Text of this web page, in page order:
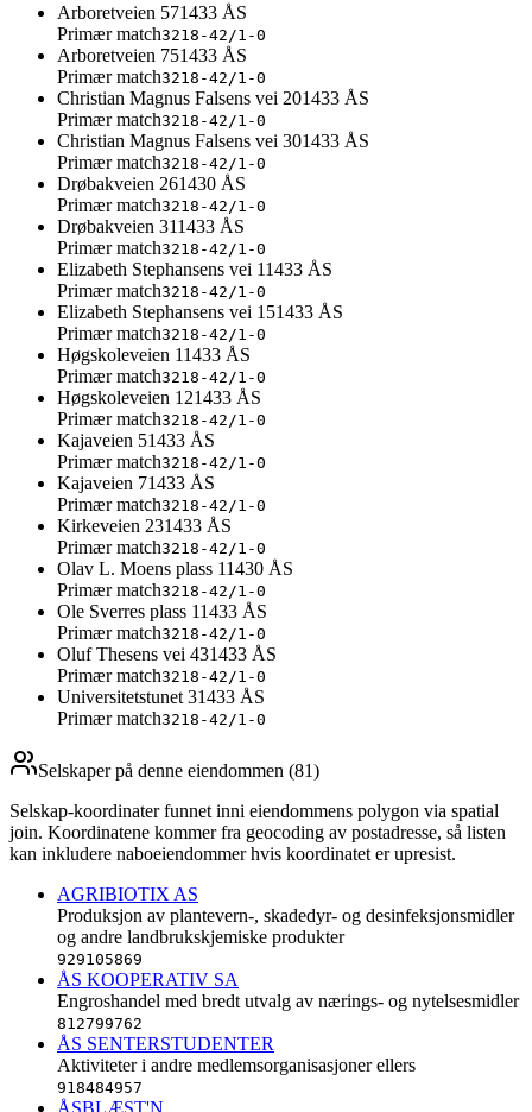
Arboretveien 571433 ÅS
Primær match3218-42/1-0
Arboretveien 751433 ÅS
Primær match3218-42/1-0
Christian Magnus Falsens vei 201433 ÅS
Primær match3218-42/1-0
Christian Magnus Falsens vei 301433 ÅS
Primær match3218-42/1-0
Drøbakveien 261430 ÅS
Primær match3218-42/1-0
Drøbakveien 311433 ÅS
Primær match3218-42/1-0
Elizabeth Stephansens vei 11433 ÅS
Primær match3218-42/1-0
Elizabeth Stephansens vei 151433 ÅS
Primær match3218-42/1-0
Høgskoleveien 11433 ÅS
Primær match3218-42/1-0
Høgskoleveien 121433 ÅS
Primær match3218-42/1-0
Kajaveien 51433 ÅS
Primær match3218-42/1-0
Kajaveien 71433 ÅS
Primær match3218-42/1-0
Kirkeveien 231433 ÅS
Primær match3218-42/1-0
Olav L. Moens plass 11430 ÅS
Primær match3218-42/1-0
Ole Sverres plass 11433 ÅS
Primær match3218-42/1-0
Oluf Thesens vei 431433 ÅS
Primær match3218-42/1-0
Universitetstunet 31433 ÅS
Primær match3218-42/1-0
Selskaper på denne eiendommen (81)
Selskap-koordinater funnet inni eiendommens polygon via spatial
join. Koordinatene kommer fra geocoding av postadresse, så listen
kan inkludere naboeiendommer hvis koordinatet er upresist.
AGRIBIOTIX AS
Produksjon av plantevern-, skadedyr- og desinfeksjonsmidler
og andre landbrukskjemiske produkter
929105869
ÅS KOOPERATIV SA
Engroshandel med bredt utvalg av nærings- og nytelsesmidler
812799762
ÅS SENTERSTUDENTER
Aktiviteter i andre medlemsorganisasjoner ellers
918484957
ÅSBLÆST'N